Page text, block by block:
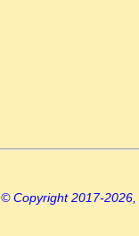
© Copyright 2017-2026,